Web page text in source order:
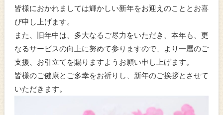
皆様におかれましては輝かしい新年をお迎えのこととお喜
び申し上げます。
また、旧年中は、多大なるご尽力をいただき、本年も、更
なるサービスの向上に努めて参りますので、より一層のご
支援、お引立てを賜りますようお願い申し上げます。
皆様のご健康とご多幸をお祈りし、新年のご挨拶とさせて
いただきます。